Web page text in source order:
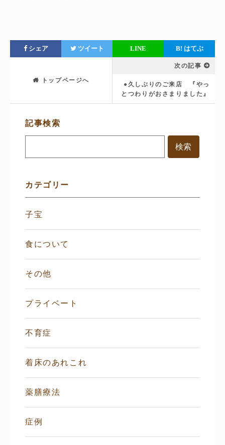
シェア ツイート LINE B! はてぶ
トップページへ
次の記事
●久しぶりのご来店 『やっ
とつわりがおさまりました』
サ
ニ
記事検索
カテゴリー
子宝
食について
その他
プライベート
不育症
着床のあれこれ
薬膳療法
症例